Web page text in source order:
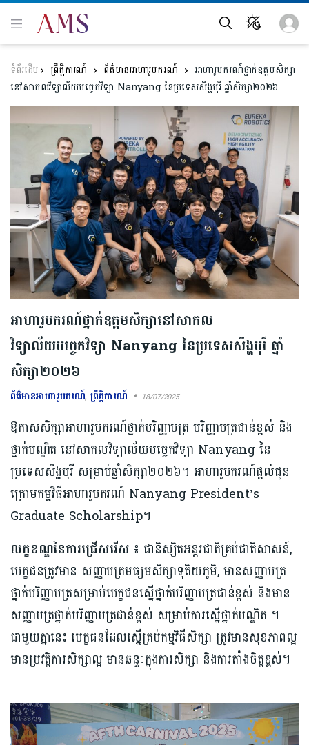
ព្រឹត្តិការណ៍ ព័ត៌មានអាហារូបករណ៍
អាហារូបករណ៍ថ្នាក់ឧត្ដមសិក្សា
នៅសាកលវិទ្យាល័យបច្ចេកវិទ្យា Nanyang នៃប្រទេសសឹង្ហបុរី ឆ្នាំសិក្សា២០២៦
អាហារូបករណ៍ថ្នាក់ឧត្ដមសិក្សានៅសាកល
វិទ្យាល័យបច្ចេកវិទ្យា Nanyang នៃប្រទេសសឹង្ហបុរី ឆ្នាំ
សិក្សា២០២៦
ព័ត៌មានអាហារូបករណ៍,ព្រឹត្តិការណ៍ 18/07/2025
ឱកាសសិក្សាអាហារូបករណ៍ថ្នាក់បរិញ្ញាបត្រ បរិញ្ញាបត្រជាន់ខ្ពស់ និង
ថ្នាក់បណ្ឌិត នៅសាកលវិទ្យាល័យបច្ចេកវិទ្យា Nanyang នៃ
ប្រទេសសឹង្ហបុរី សម្រាប់ឆ្នាំសិក្សា២០២៦។ អាហារូបករណ៍ផ្ដល់ជូន
ក្រោមកម្មវិធីអាហារូបករណ៍ Nanyang President’s
Graduate Scholarship។
លក្ខខណ្ឌនៃការជ្រើសរើស ៖ ជានិស្សិតអន្តរជាតិគ្រប់ជាតិសាសន៍,
បេក្ខជនត្រូវមាន សញ្ញាបត្រមធ្យមសិក្សាទុតិយភូមិ, មានសញ្ញាបត្រ
ថ្នាក់បរិញ្ញាបត្រសម្រាប់បេក្ខជនស្នើថ្នាក់បរិញ្ញាបត្រជាន់ខ្ពស់ និងមាន
សញ្ញាបត្រថ្នាក់បរិញ្ញាបត្រជាន់ខ្ពស់ សម្រាប់ការស្នើថ្នាក់បណ្ឌិត ។
ជាមួយគ្នានេះ បេក្ខជនដែលស្នើគ្រប់កម្មវិធីសិក្សា ត្រូវមានសុខភាពល្អ
មានប្រវត្តិការសិក្សាល្អ មានឆន្ទៈក្នុងការសិក្សា និងការតាំងចិត្តខ្ពស់។